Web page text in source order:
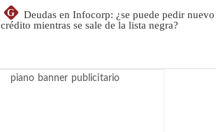
G
Deudas en Infocorp: ¿se puede pedir nuevo
crédito mientras se sale de la lista negra?